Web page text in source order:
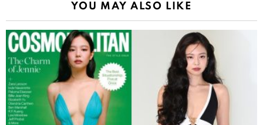
YOU MAY ALSO LIKE